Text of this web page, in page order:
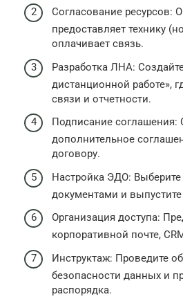
Согласование ресурсов:
предоставляет технику
оплачивает связь.
Разработка ЛНА:
дистанционной работе»,
связи и отчетности.
Подписание соглашения:
дополнительное
договору.
Настройка ЭДО:
документами и
Организация доступа:
корпоративной почте,
Инструктаж: Проведите
безопасности данных и
распорядка.